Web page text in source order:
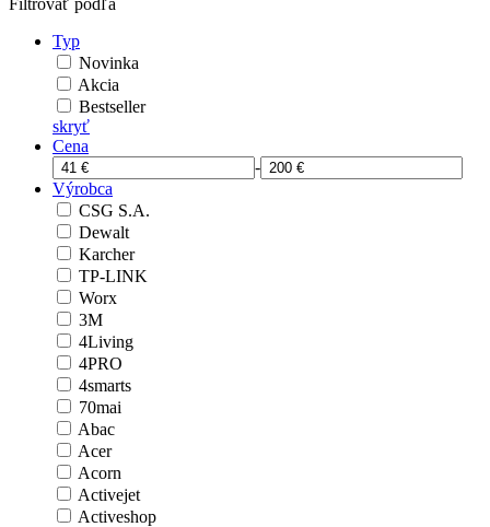
Filtrovať podľa
Typ
Novinka
Akcia
Bestseller
skryť
Cena
-
Výrobca
CSG S.A.
Dewalt
Karcher
TP-LINK
Worx
3M
4Living
4PRO
4smarts
70mai
Abac
Acer
Acorn
Activejet
Activeshop